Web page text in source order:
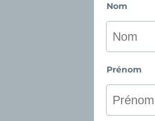
Nom
Prénom